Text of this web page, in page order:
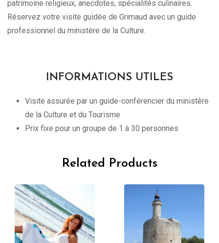
patrimoine religieux, anecdotes, spécialités culinaires.
Réservez votre visite guidée de Grimaud avec un guide
professionnel du ministère de la Culture.
INFORMATIONS UTILES
Visite assurée par un guide-conférencier du ministère
de la Culture et du Tourisme
Prix fixe pour un groupe de 1 à 30 personnes
Related Products